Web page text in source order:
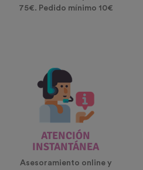
75€. Pedido mínimo 10€
ATENCIÓN
INSTANTÁNEA
Asesoramiento online y